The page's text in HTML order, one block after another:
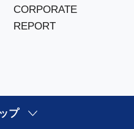
CORPORATE
REPORT
プ